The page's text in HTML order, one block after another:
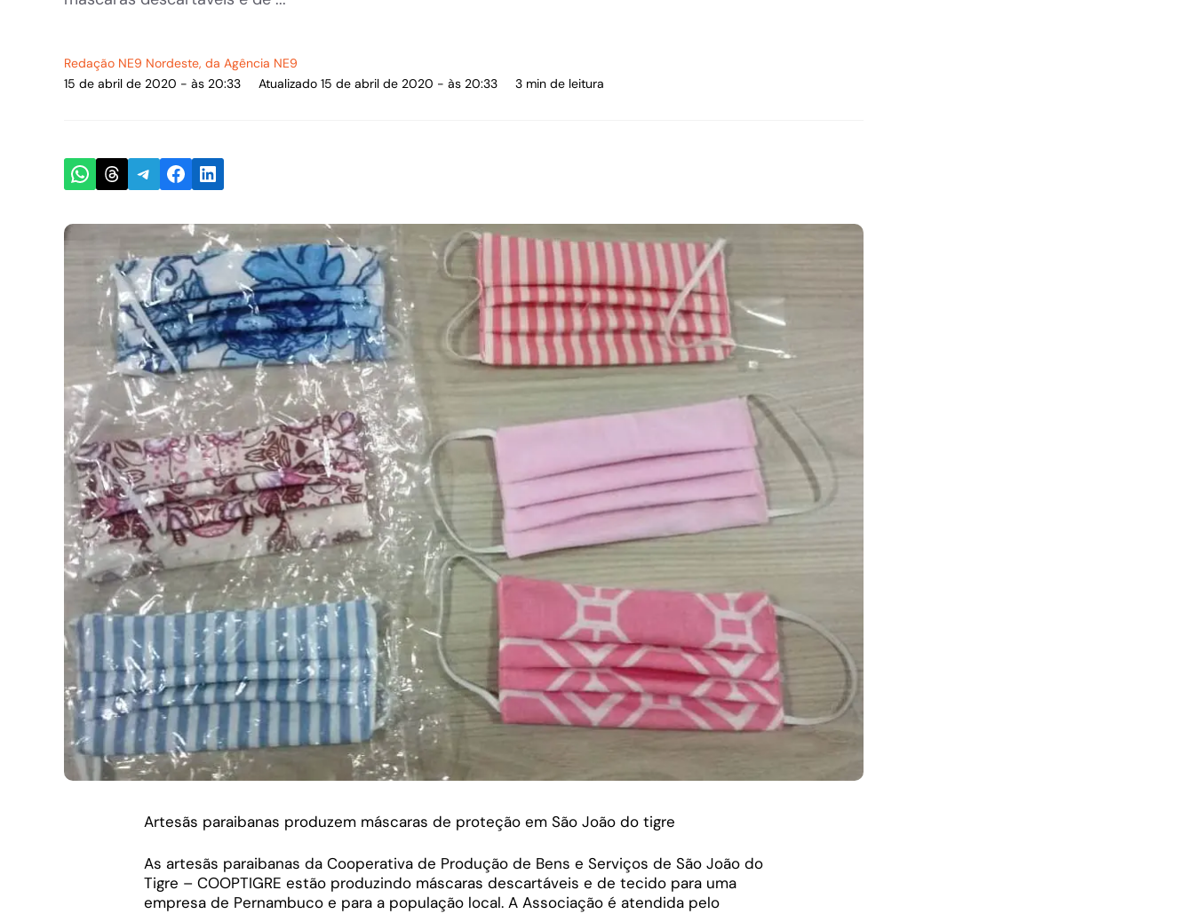
Redação NE9 Nordeste, da Agência NE9
15 de abril de 2020 - às 20:33
Atualizado 15 de abril de 2020 - às 20:33 3 min de leitura
Share on WhatsApp
Share on Threads
Share on Telegram
Share on Facebook
Share on LinkedIn
Artesãs paraibanas produzem máscaras de proteção em São João do tigre
As artesãs paraibanas da Cooperativa de Produção de Bens e Serviços de São João do
Tigre – COOPTIGRE estão produzindo máscaras descartáveis e de tecido para uma
empresa de Pernambuco e para a população local. A Associação é atendida pelo